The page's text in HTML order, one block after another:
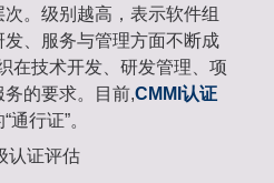
。级别越高，表示软件组
、服务与管理方面不断成
在技术开发、研发管理、项
的要求。目前,CMMI认证
行证”。
认证评估